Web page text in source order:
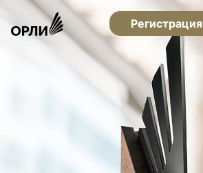
Регистрация